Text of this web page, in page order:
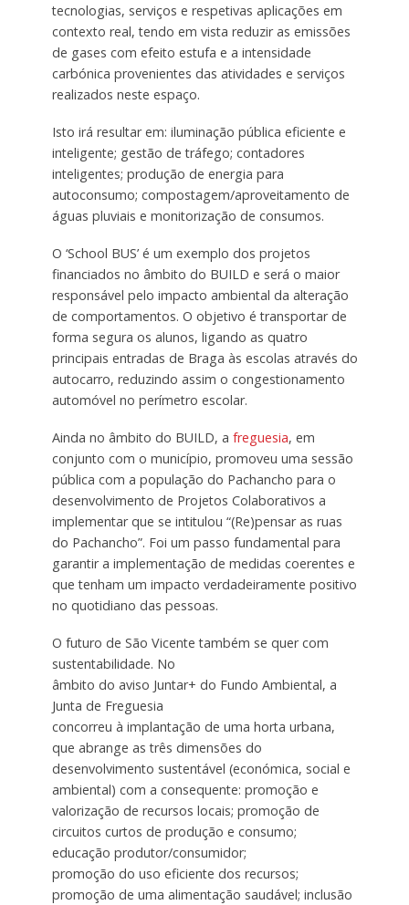
tecnologias, serviços e respetivas aplicações em
contexto real, tendo em vista reduzir as emissões
de gases com efeito estufa e a intensidade
carbónica provenientes das atividades e serviços
realizados neste espaço.
Isto irá resultar em: iluminação pública eficiente e
inteligente; gestão de tráfego; contadores
inteligentes; produção de energia para
autoconsumo; compostagem/aproveitamento de
águas pluviais e monitorização de consumos.
O ‘School BUS’ é um exemplo dos projetos
financiados no âmbito do BUILD e será o maior
responsável pelo impacto ambiental da alteração
de comportamentos. O objetivo é transportar de
forma segura os alunos, ligando as quatro
principais entradas de Braga às escolas através do
autocarro, reduzindo assim o congestionamento
automóvel no perímetro escolar.
Ainda no âmbito do BUILD, a freguesia, em
conjunto com o município, promoveu uma sessão
pública com a população do Pachancho para o
desenvolvimento de Projetos Colaborativos a
implementar que se intitulou “(Re)pensar as ruas
do Pachancho”. Foi um passo fundamental para
garantir a implementação de medidas coerentes e
que tenham um impacto verdadeiramente positivo
no quotidiano das pessoas.
O futuro de São Vicente também se quer com
sustentabilidade. No
âmbito do aviso Juntar+ do Fundo Ambiental, a
Junta de Freguesia
concorreu à implantação de uma horta urbana,
que abrange as três dimensões do
desenvolvimento sustentável (económica, social e
ambiental) com a consequente: promoção e
valorização de recursos locais; promoção de
circuitos curtos de produção e consumo;
educação produtor/consumidor;
promoção do uso eficiente dos recursos;
promoção de uma alimentação saudável; inclusão